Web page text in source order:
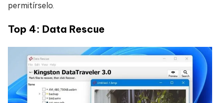
permitírselo.
Top 4: Data Rescue